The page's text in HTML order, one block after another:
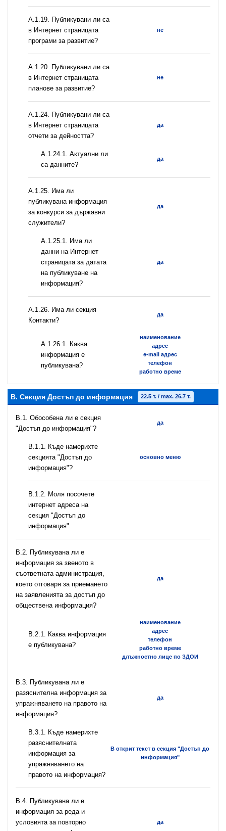
А.1.19. Публикувани ли са
в Интернет страницата
програми за развитие?
не
А.1.20. Публикувани ли са
в Интернет страницата
планове за развитие?
не
А.1.24. Публикувани ли са
в Интернет страницата
отчети за дейността?
да
A.1.24.1. Актуални ли
са данните?
да
А.1.25. Има ли
публикувана информация
за конкурси за държавни
служители?
да
A.1.25.1. Има ли
данни на Интернет
страницата за датата
на публикуване на
информация?
да
А.1.26. Има ли секция
Контакти?
да
А.1.26.1. Каква
информация е
публикувана?
наименование
адрес
e-mail адрес
телефон
работно време
B. Секция Достъп до информация 22.5 т. / max. 26.7 т.
В.1. Обособена ли е секция
"Достъп до информация"?
да
В.1.1. Къде намерихте
секцията "Достъп до
информация"?
основно меню
B.1.2. Моля посочете
интернет адреса на
секция "Достъп до
информация"
В.2. Публикувана ли е
информация за звеното в
съответната администрация,
което отговаря за приемането
на заявленията за достъп до
обществена информация?
да
B.2.1. Каква информация
е публикувана?
наименование
адрес
телефон
работно време
длъжностно лице по ЗДОИ
В.3. Публикувана ли е
разяснителна информация за
упражняването на правото на
информация?
да
В.3.1. Къде намерихте
разяснителната
информация за
упражняването на
правото на информация?
В открит текст в секция "Достъп до
информация"
В.4. Публикувана ли е
информация за реда и
условията за повторно
да